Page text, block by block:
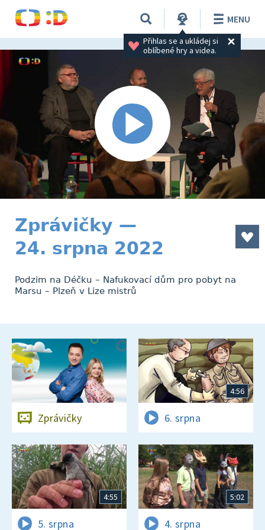
Přihlas se a ukládej si
oblíbené hry a videa.
MENU
Zprávičky —
24. srpna 2022
Podzim na Déčku – Nafukovací dům pro pobyt na
Marsu – Plzeň v Lize mistrů
Zprávičky
4:56
6. srpna
4:55
5. srpna
5:02
4. srpna